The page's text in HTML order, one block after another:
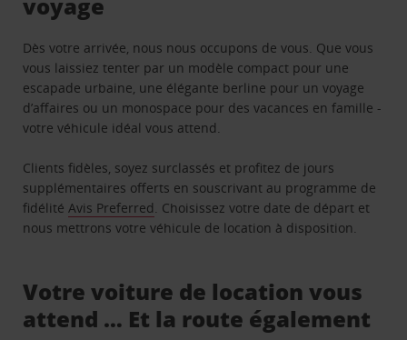
Dès votre arrivée, nous nous occupons de vous. Que vous
vous laissiez tenter par un modèle compact pour une
escapade urbaine, une élégante berline pour un voyage
d’affaires ou un monospace pour des vacances en famille -
votre véhicule idéal vous attend.
Clients fidèles, soyez surclassés et profitez de jours
supplémentaires offerts en souscrivant au programme de
fidélitéAvis Preferred. Choisissez votre date de départ et
nous mettrons votre véhicule de location à disposition.
Votre voiture de location vous
attend … Et la route également